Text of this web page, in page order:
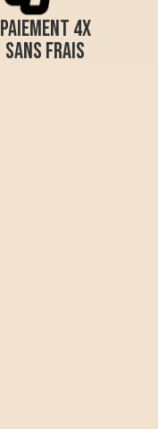
PAIEMENT 4X
SANS FRAIS